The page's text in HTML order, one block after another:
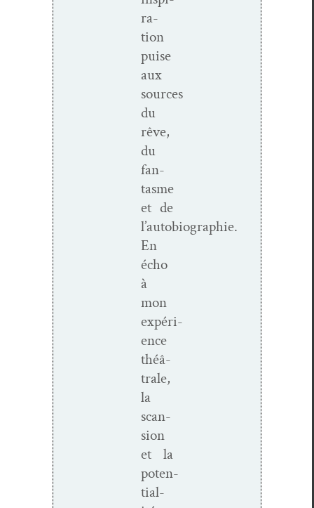
ra­
tion
puise
aux
sources
du
rêve,
du
fan­
tasme
et de
l’autobiographie.
En
écho
à
mon
expéri­
ence
théâ­
trale,
la
scan­
sion
et la
poten­
tial­